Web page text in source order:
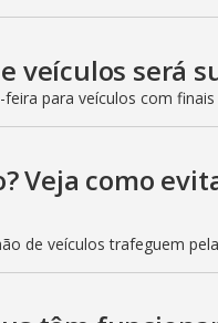
veículos será
para veículos com finais
Veja como
de veículos trafeguem